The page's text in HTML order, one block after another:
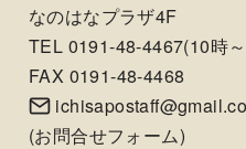
なのはなプラザ4F
TEL 0191-48-4467(10時
FAX 0191-48-4468
(お問合せフォーム)